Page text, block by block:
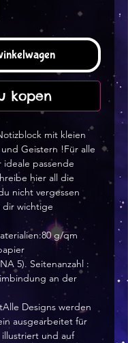
kopen
mit kleien
Geistern !Für alle
ideale passende
hier all die
nicht vergessen
wichtige
g/qm
5). Seitenanzahl :
an der
Designs werden
ausgearbeitet für
und auf